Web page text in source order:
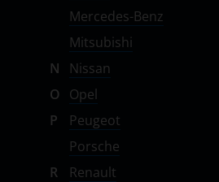
Mercedes-Benz
Mitsubishi
N
Nissan
O
Opel
P
Peugeot
Porsche
R
Renault